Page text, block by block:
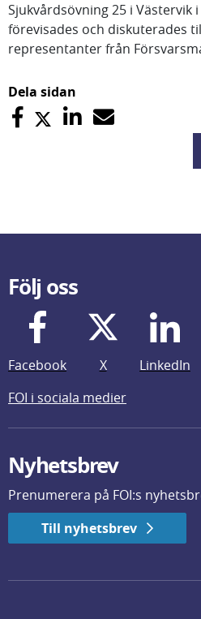
Sjukvårdsövning 25 i Västervik
förevisades och diskuterades
representanter från
Dela sidan
Följ oss
Facebook X LinkedIn
FOI i sociala medier
Nyhetsbrev
Prenumerera på FOI:s
Till nyhetsbrev